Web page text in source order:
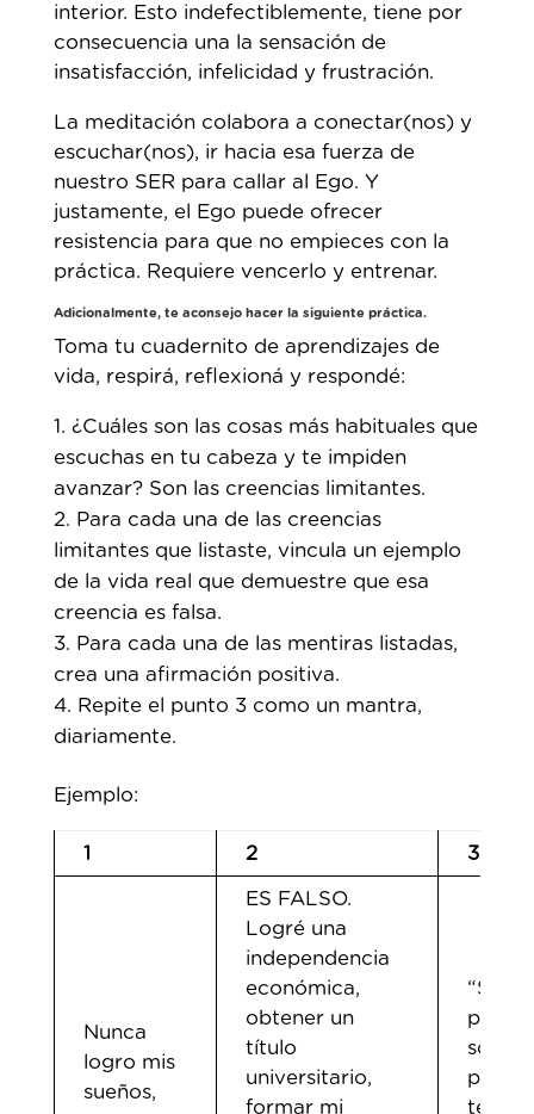
interior. Esto indefectiblemente, tiene por
consecuencia una la sensación de
insatisfacción, infelicidad y frustración.
La meditación colabora a conectar(nos) y
escuchar(nos), ir hacia esa fuerza de
nuestro SER para callar al Ego. Y
justamente, el Ego puede ofrecer
resistencia para que no empieces con la
práctica. Requiere vencerlo y entrenar.
Adicionalmente, te aconsejo hacer la siguiente práctica.
Toma tu cuadernito de aprendizajes de
vida, respirá, reflexioná y respondé:
¿Cuáles son las cosas más habituales que
escuchas en tu cabeza y te impiden
avanzar? Son las creencias limitantes.
Para cada una de las creencias
limitantes que listaste, vincula un ejemplo
de la vida real que demuestre que esa
creencia es falsa.
Para cada una de las mentiras listadas,
crea una afirmación positiva.
Repite el punto 3 como un mantra,
diariamente.
Ejemplo:
1 2 3
Nunca
logro mis
sueños,
ES FALSO.
Logré una
independencia
económica,
obtener un
título
universitario,
formar mi
“Si lo
puedo
soñar
tengo